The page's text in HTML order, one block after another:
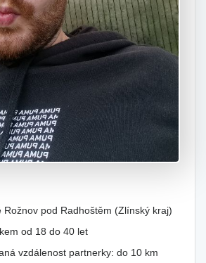
Rožnov pod Radhoštěm (Zlínský kraj)
od 18 do 40 let
vzdálenost partnerky: do 10 km